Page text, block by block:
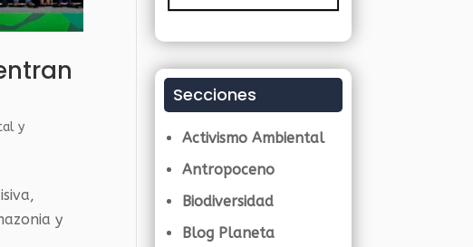
y
y
Secciones
Activismo Ambiental
Antropoceno
Biodiversidad
Blog Planeta